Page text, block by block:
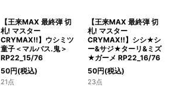
【王来MAX 最終弾 切
札! マスター
CRYMAX!!】ウシミツ
童子＜マルバス.鬼＞
RP22_15/76
50円(税込)
21点
【王来MAX 最終弾 切
札! マスター
CRYMAX!!】シシ★シ
ー&サジ★ターリ&ミズ
★ガーメ RP22_16/76
50円(税込)
23点